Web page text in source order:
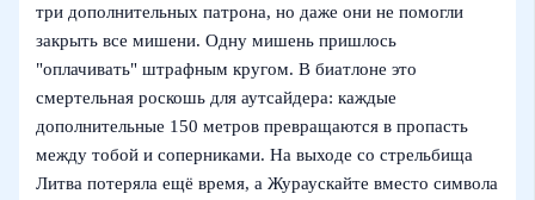
три дополнительных патрона, но даже они не помогли
закрыть все мишени. Одну мишень пришлось
"оплачивать" штрафным кругом. В биатлоне это
смертельная роскошь для аутсайдера: каждые
дополнительные 150 метров превращаются в пропасть
между тобой и соперниками. На выходе со стрельбища
Литва потеряла ещё время, а Жураускайте вместо символа